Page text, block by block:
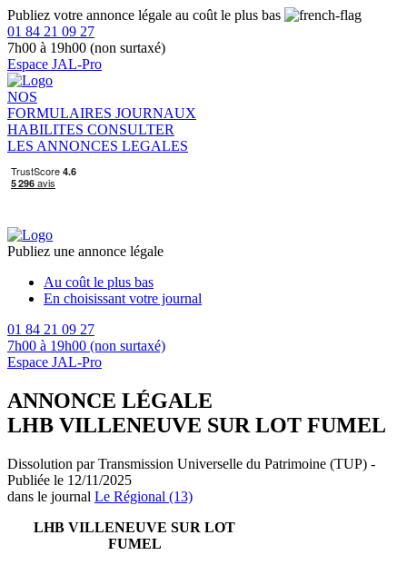
Publiez votre annonce légale au coût le plus bas
01 84 21 09 27
7h00 à 19h00 (non surtaxé)
Espace JAL-Pro
NOS
FORMULAIRES JOURNAUX
HABILITES CONSULTER
LES ANNONCES LEGALES
Publiez une annonce légale
Au coût le plus bas
En choisissant votre journal
01 84 21 09 27
7h00 à 19h00 (non surtaxé)
Espace JAL-Pro
ANNONCE LÉGALE
LHB VILLENEUVE SUR LOT FUMEL
Dissolution par Transmission Universelle du Patrimoine (TUP) -
Publiée le 12/11/2025
dans le journal Le Régional (13)
LHB VILLENEUVE SUR LOT
FUMEL